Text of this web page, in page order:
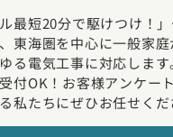
最短20分で駆けつけ！
東海圏を中心に一般家
る電気工事に対応します
付OK！お客様アンケー
私たちにぜひお任せくだ